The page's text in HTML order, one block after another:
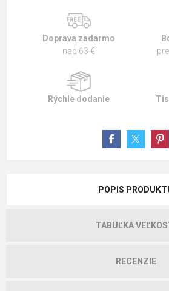
Doprava zadarmo
nad 63 €
Rýchle dodanie
POPIS
TABUĽKA
RECENZIE